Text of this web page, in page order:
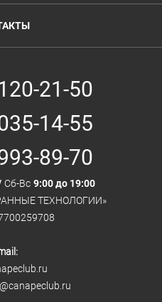
21-50
14-55
89-70
Сб-Вс 9:00 до 19:00
ТЕХНОЛОГИИ»